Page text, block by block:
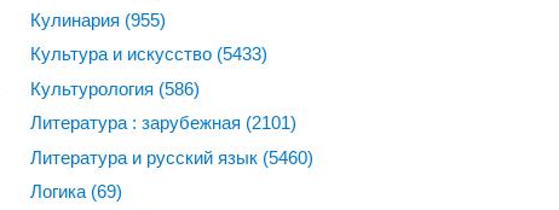
Кулинария (955)
Культура и искусство (5433)
Культурология (586)
Литература : зарубежная (2101)
Литература и русский язык (5460)
Логика (69)